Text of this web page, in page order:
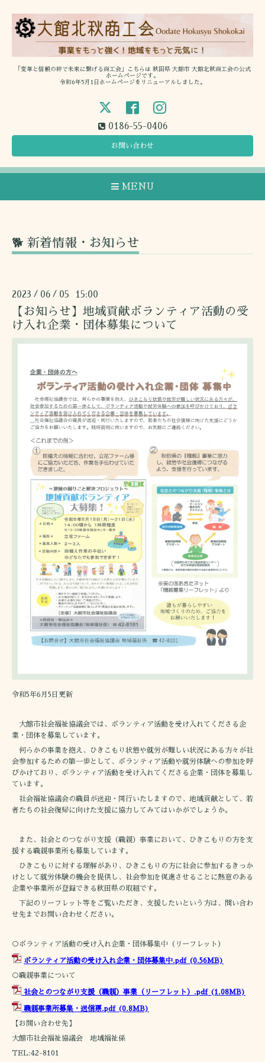
「変革と信頼の絆で未来に繋げる商工会」こちらは 秋田県 大館市 大館北秋商工会の公式
ホームページです。
令和6年5月1日ホームページをリニューアルしました。
0186-55-0406
お問い合わせ
MENU
🐕 新着情報・お知らせ
2023 / 06 / 05 15:00
【お知らせ】地域貢献ボランティア活動の受
け入れ企業・団体募集について
令和5年6月5日更新
大館市社会福祉協議会では、ボランティア活動を受け入れてくださる企
業・団体を募集しています。
何らかの事業を抱え、ひきこもり状態や就労が難しい状況にある方々が社
会参加するための第一歩として、ボランティア活動や就労体験への参加を呼
びかけており、ボランティア活動を受け入れてくださる企業・団体を募集し
ています。
社会福祉協議会の職員が送迎・同行いたしますので、地域貢献として、若
者たちの社会復帰に向けた支援に協力してみてはいかがでしょうか。
また、社会とのつながり支援（職親）事業において、ひきこもりの方を支
援する職親事業所も募集しています。
ひきこもりに対する理解があり、ひきこもりの方に社会に参加するきっか
けとして就労体験の機会を提供し、社会参加を促進させることに熱意のある
企業や事業所が登録できる秋田県の取組です。
下記のリーフレット等をご覧いただき、支援したいという方は、問い合わ
せ先までお問い合わせください。
○ボランティア活動の受け入れ企業・団体募集中（リーフレット）
ボランティア活動の受け入れ企業・団体募集中.pdf(0.56MB)
○職親事業について
社会とのつながり支援（職親）事業（リーフレット）.pdf(1.08MB)
職親事業所募集・送信票.pdf(0.8MB)
【お問い合わせ先】
大館市社会福祉協議会 地域福祉係
TEL:42-8101